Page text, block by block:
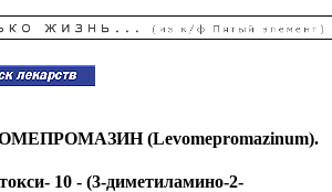
(Levomepromazinum).
10 - (3-диметиламино-2-